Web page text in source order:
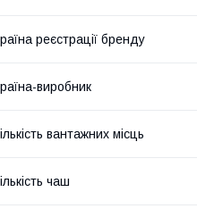
реєстрації бренду
виробник
вантажних місць
чаш